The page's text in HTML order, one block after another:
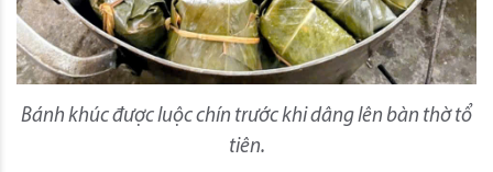
Bánh khúc được luộc chín trước khi dâng lên bàn thờ tổ
tiên.